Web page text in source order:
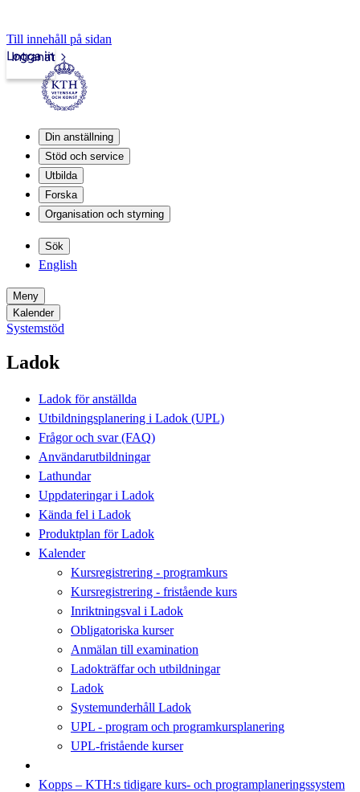
Till innehåll på sidan
Intranät
Logga in
Din anställning
Stöd och service
Utbilda
Forska
Organisation och styrning
Sök
English
Meny
Kalender
Systemstöd
Ladok
Ladok för anställda
Utbildningsplanering i Ladok (UPL)
Frågor och svar (FAQ)
Användarutbildningar
Lathundar
Uppdateringar i Ladok
Kända fel i Ladok
Produktplan för Ladok
Kalender
Kursregistrering - programkurs
Kursregistrering - fristående kurs
Inriktningsval i Ladok
Obligatoriska kurser
Anmälan till examination
Ladokträffar och utbildningar
Ladok
Systemunderhåll Ladok
UPL - program och programkursplanering
UPL-fristående kurser
Kopps – KTH:s tidigare kurs- och programplaneringssystem